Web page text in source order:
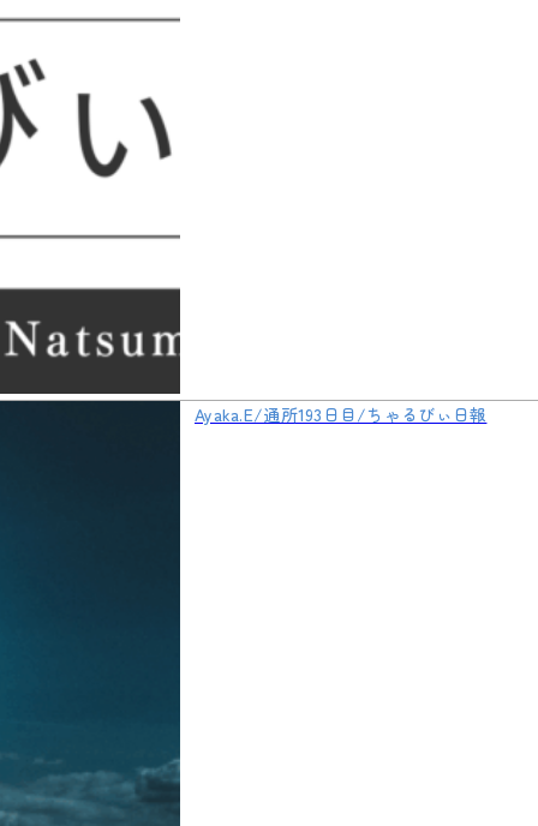
Ayaka.E/通所193日目/ちゃるびぃ日報